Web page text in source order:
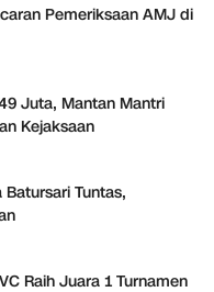
Pemeriksaan AMJ di
Juta, Mantan Mantri
Kejaksaan
Tuntas,
Raih Juara 1 Turnamen